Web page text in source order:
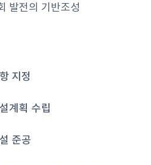
발전의 기반조성
지정
계획 수립
준공